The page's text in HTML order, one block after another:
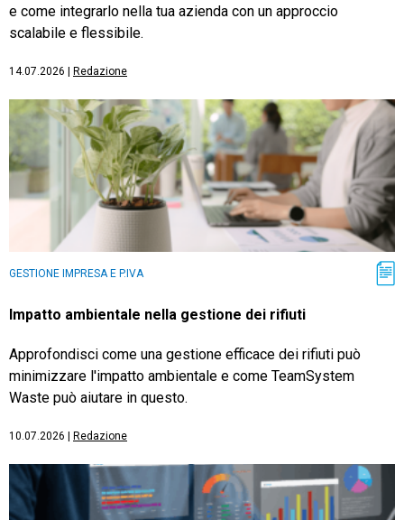
e come integrarlo nella tua azienda con un approccio
scalabile e flessibile.
14.07.2026 Redazione
GESTIONE IMPRESA E P.IVA
Impatto ambientale nella gestione dei rifiuti
Approfondisci come una gestione efficace dei rifiuti può
minimizzare l'impatto ambientale e come TeamSystem
Waste può aiutare in questo.
10.07.2026 Redazione